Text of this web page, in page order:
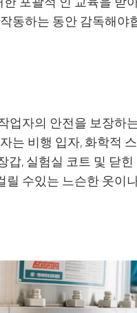
동하는 동안 감독해야
업자의 안전을 보장하
는 비행 입자, 화학적
갑, 실험실 코트 및 닫
수있는 느슨한 옷이